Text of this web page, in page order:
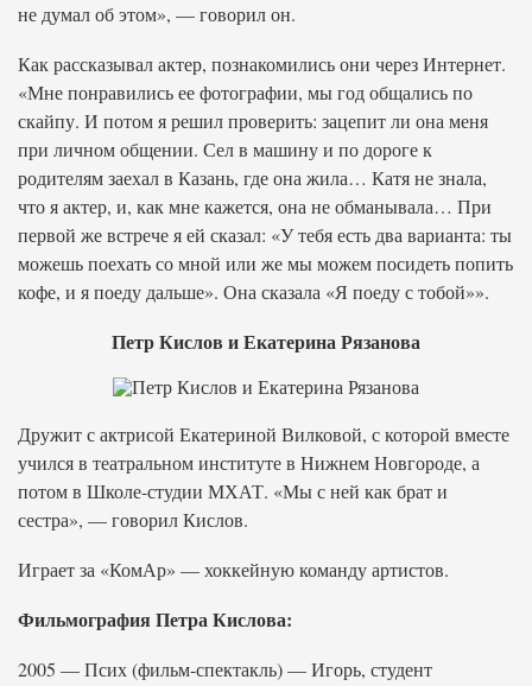
не думал об этом», — говорил он.
Как рассказывал актер, познакомились они через Интернет.
«Мне понравились ее фотографии, мы год общались по
скайпу. И потом я решил проверить: зацепит ли она меня
при личном общении. Сел в машину и по дороге к
родителям заехал в Казань, где она жила… Катя не знала,
что я актер, и, как мне кажется, она не обманывала… При
первой же встрече я ей сказал: «У тебя есть два варианта: ты
можешь поехать со мной или же мы можем посидеть попить
кофе, и я поеду дальше». Она сказала «Я поеду с тобой»».
Петр Кислов и Екатерина Рязанова
Дружит с актрисой Екатериной Вилковой, с которой вместе
учился в театральном институте в Нижнем Новгороде, а
потом в Школе-студии МХАТ. «Мы с ней как брат и
сестра», — говорил Кислов.
Играет за «КомАр» — хоккейную команду артистов.
Фильмография Петра Кислова:
2005 — Псих (фильм-спектакль) — Игорь, студент